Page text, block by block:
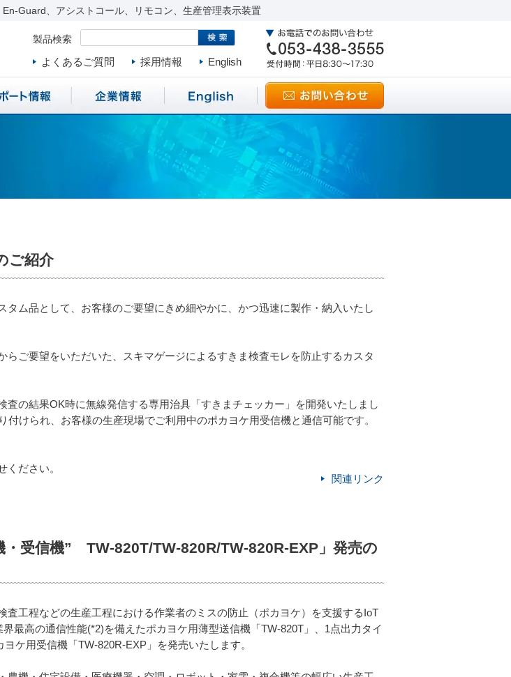
Guard、アシストコール、リモコン、生産管理表示装置
製品検索
よくあるご質問 採用情報 English
ご紹介
ム品として、お客様のご要望にきめ細やかに、かつ迅速に製作・納入いたし
ご要望をいただいた、スキマゲージによるすきま検査モレを防止するカスタ
の結果OK時に無線発信する専用治具「すきまチェッカー」を開発いたしまし
けられ、お客様の生産現場でご利用中のポカヨケ用受信機と通信可能です。
ださい。
関連リンク
受信機” TW-820T/TW-820R/TW-820R-EXP」発売の
工程などの生産工程における作業者のミスの防止（ポカヨケ）を支援するIoT
最高の通信性能(*2)を備えたポカヨケ用薄型送信機「TW-820T」、1点出力タイ
用受信機「TW-820R-EXP」を発売いたします。